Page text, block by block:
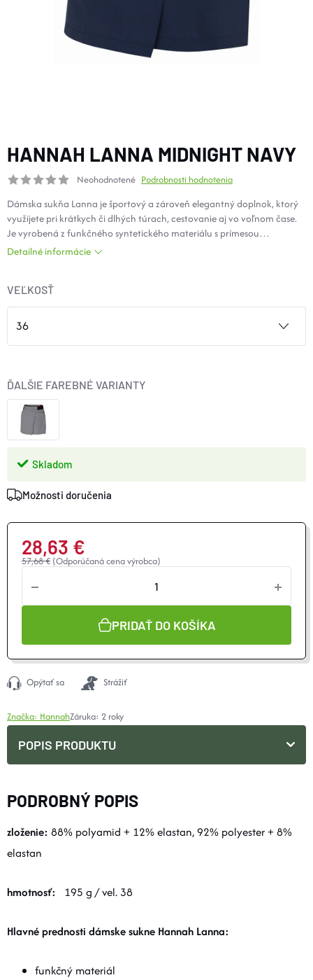
DOPLNKY
CYKLISTIKA
Obchodné podmienky
Podmienky ochrany osobných údajov
Reklamácie
HANNAH LANNA MIDNIGHT NAVY
Neohodnotené Podrobnosti hodnotenia
Dámska sukňa Lanna je športový a zároveň elegantný doplnok, ktorý
využijete pri krátkych či dlhých túrach, cestovanie aj vo voľnom čase.
Je vyrobená z funkčného syntetického materiálu s prímesou
elastického vlákna. Vďaka tomu zaručuje voľný pohyb a komfort pri
Detailné informácie
VEĽKOSŤ
Skladom
ĎALŠIE FAREBNÉ VARIANTY
Možnosti doručenia
57,68 € (Odporúčaná cena výrobca)
28,63 €
Jednotková
PRIDAŤ DO KOŠÍKA
Opýtať sa Strážiť
Značka: HannahZáruka: 2 roky
POPIS PRODUKTU
PODROBNÝ POPIS
zloženie: 88% polyamid + 12% elastan, 92% polyester + 8%
elastan
hmotnosť: 195 g / vel. 38
Hlavné prednosti dámske sukne Hannah Lanna:
funkčný materiál